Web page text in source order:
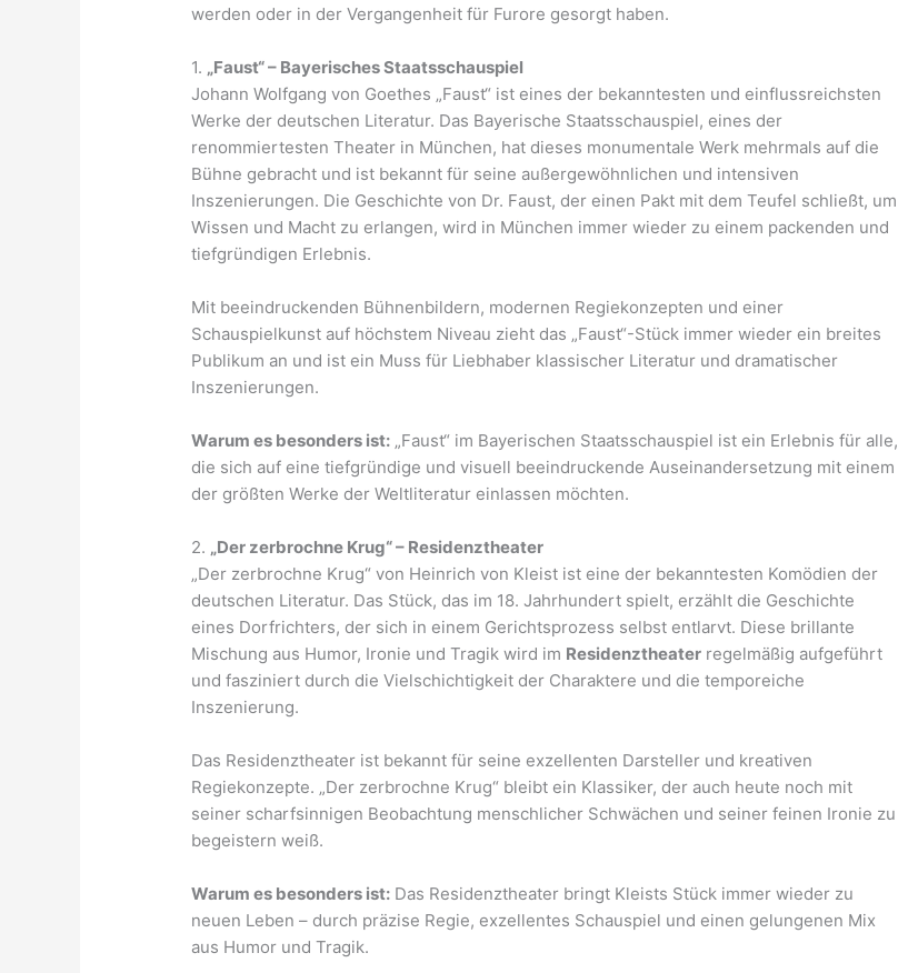
werden oder in der Vergangenheit für Furore gesorgt haben.
1. „Faust“ – Bayerisches Staatsschauspiel
Johann Wolfgang von Goethes „Faust“ ist eines der bekanntesten und einflussreichsten
Werke der deutschen Literatur. Das Bayerische Staatsschauspiel, eines der
renommiertesten Theater in München, hat dieses monumentale Werk mehrmals auf die
Bühne gebracht und ist bekannt für seine außergewöhnlichen und intensiven
Inszenierungen. Die Geschichte von Dr. Faust, der einen Pakt mit dem Teufel schließt, um
Wissen und Macht zu erlangen, wird in München immer wieder zu einem packenden und
tiefgründigen Erlebnis.
Mit beeindruckenden Bühnenbildern, modernen Regiekonzepten und einer
Schauspielkunst auf höchstem Niveau zieht das „Faust“-Stück immer wieder ein breites
Publikum an und ist ein Muss für Liebhaber klassischer Literatur und dramatischer
Inszenierungen.
Warum es besonders ist: „Faust“ im Bayerischen Staatsschauspiel ist ein Erlebnis für alle,
die sich auf eine tiefgründige und visuell beeindruckende Auseinandersetzung mit einem
der größten Werke der Weltliteratur einlassen möchten.
2. „Der zerbrochne Krug“ – Residenztheater
„Der zerbrochne Krug“ von Heinrich von Kleist ist eine der bekanntesten Komödien der
deutschen Literatur. Das Stück, das im 18. Jahrhundert spielt, erzählt die Geschichte
eines Dorfrichters, der sich in einem Gerichtsprozess selbst entlarvt. Diese brillante
Mischung aus Humor, Ironie und Tragik wird im Residenztheater regelmäßig aufgeführt
und fasziniert durch die Vielschichtigkeit der Charaktere und die temporeiche
Inszenierung.
Das Residenztheater ist bekannt für seine exzellenten Darsteller und kreativen
Regiekonzepte. „Der zerbrochne Krug“ bleibt ein Klassiker, der auch heute noch mit
seiner scharfsinnigen Beobachtung menschlicher Schwächen und seiner feinen Ironie zu
begeistern weiß.
Warum es besonders ist: Das Residenztheater bringt Kleists Stück immer wieder zu
neuen Leben – durch präzise Regie, exzellentes Schauspiel und einen gelungenen Mix
aus Humor und Tragik.